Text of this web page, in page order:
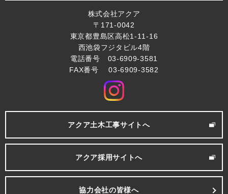
株式会社アクア
〒171-0042
東京都豊島区高松1-11-16
西池袋フジタビル4階
電話番号 03-6909-3581
FAX番号 03-6909-3582
アクア土木工事サイトへ
アクア採用サイトへ
協力会社の皆様へ